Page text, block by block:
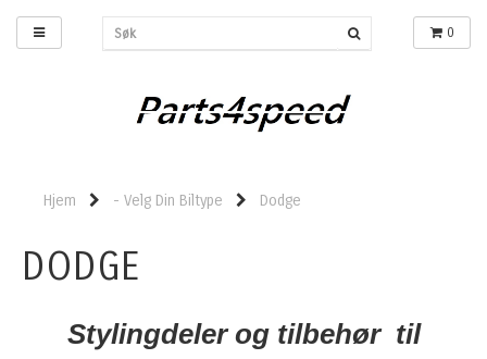
0
Hjem - Velg Din Biltype Dodge
DODGE
Stylingdeler og tilbehør til